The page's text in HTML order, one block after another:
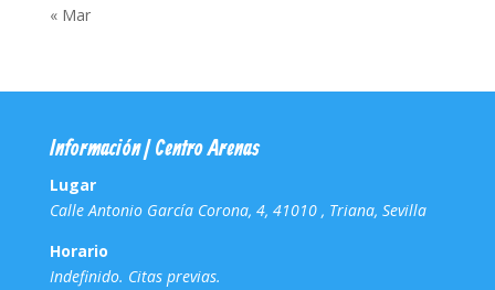
« Mar
Información | Centro Arenas
Lugar
Calle Antonio García Corona, 4, 41010 , Triana, Sevilla
Horario
Indefinido. Citas previas.